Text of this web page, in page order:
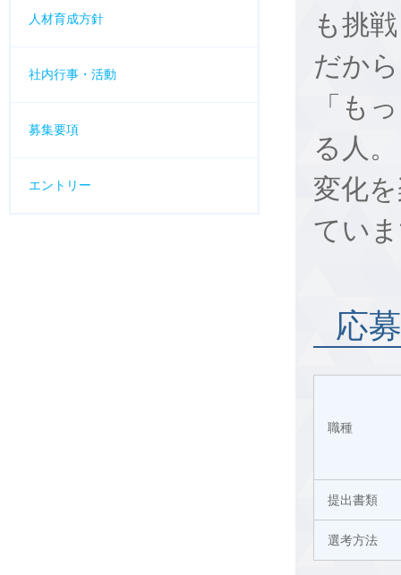
も挑
だか
「も
る人。
変化
てい
応
職種
提出書類
選考方法
人材育成方針
社内行事・活動
募集要項
エントリー